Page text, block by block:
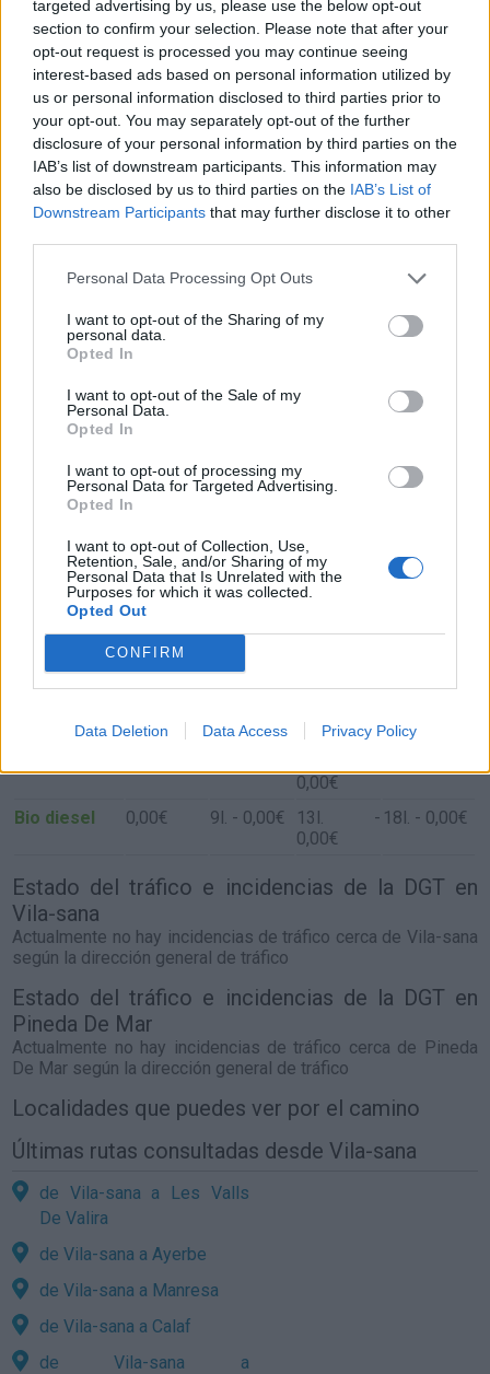
targeted advertising by us, please use the below opt-out
section to confirm your selection. Please note that after your
opt-out request is processed you may continue seeing
interest-based ads based on personal information utilized by
us or personal information disclosed to third parties prior to
your opt-out. You may separately opt-out of the further
disclosure of your personal information by third parties on the
IAB’s list of downstream participants. This information may
also be disclosed by us to third parties on the IAB’s List of
Downstream Participants that may further disclose it to other
Personal Data Processing Opt Outs
I want to opt-out of the Sharing of my
personal data.
Opted In
I want to opt-out of the Sale of my
Personal Data.
Opted In
I want to opt-out of processing my
Personal Data for Targeted Advertising.
Opted In
I want to opt-out of Collection, Use,
Retention, Sale, and/or Sharing of my
Personal Data that Is Unrelated with the
Purposes for which it was collected.
Opted Out
CONFIRM
Data Deletion Data Access Privacy Policy
Cómo ir desde Vila-sana a Pineda De Mar
Resumen de datos de la ruta entre Vila-sana y
Pineda De Mar
Tipo de
combustible
Precio
por litro
Gasto
Gasto
Gasolina 95
0,00€
0,00€
0,00€
Bio diesel 0,00€ 9l. - 0,00€ 13 l. -
0,00€
18l. - 0,00€
Estado del tráfico e incidencias de la DGT en
Vila-sana
Actualmente no hay incidencias de tráfico cerca de Vila-sana
según la dirección general de tráfico
Estado del tráfico e incidencias de la DGT en
Pineda De Mar
Actualmente no hay incidencias de tráfico cerca de Pineda
De Mar según la dirección general de tráfico
Localidades que puedes ver por el camino
Últimas rutas consultadas desde Vila-sana
de Vila-sana a Les Valls
De Valira
de Vila-sana a Ayerbe
de Vila-sana a Manresa
de Vila-sana a Calaf
de Vila-sana a